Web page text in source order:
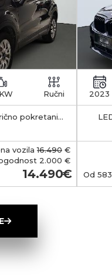
Ručni
pokretani
vozila16.490 €
2.000 €
14.490
2023
Od 583